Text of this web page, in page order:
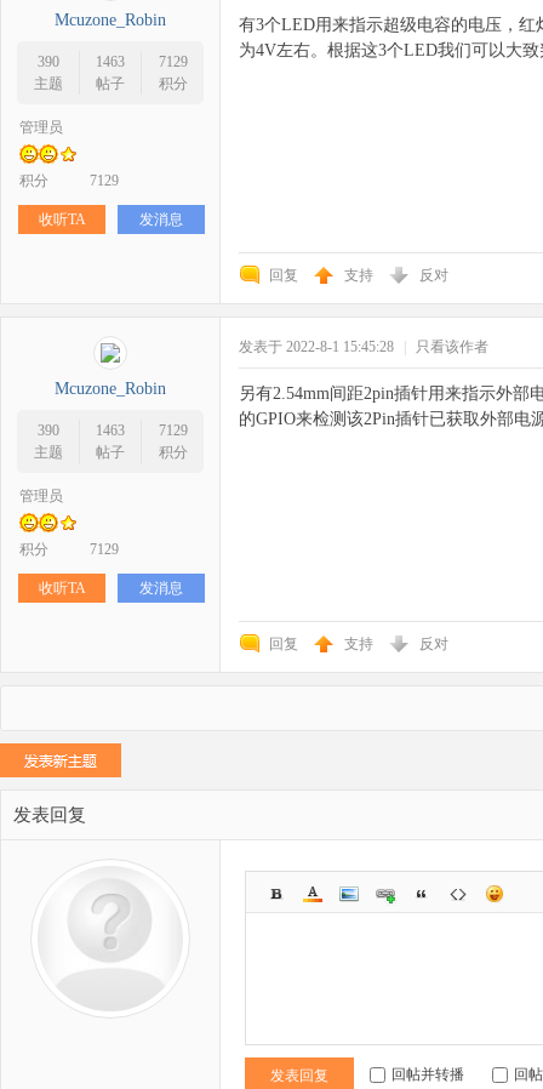
Mcuzone_Robin
390
主题
1463
帖子
7129
积分
管理员
积分 7129
收听TA 发消息
有3个LED用来指示超级电容的电压，
为4V左右。根据这3个LED我们可以大
回复 支持 反对
Mcuzone_Robin
390
主题
1463
帖子
7129
积分
管理员
积分 7129
收听TA 发消息
发表于 2022-8-1 15:45:28 只看该作者
另有2.54mm间距2pin插针用来指示外
的GPIO来检测该2Pin插针已获取外部
回复 支持 反对
发表回复
发表回复 回帖并转播 回